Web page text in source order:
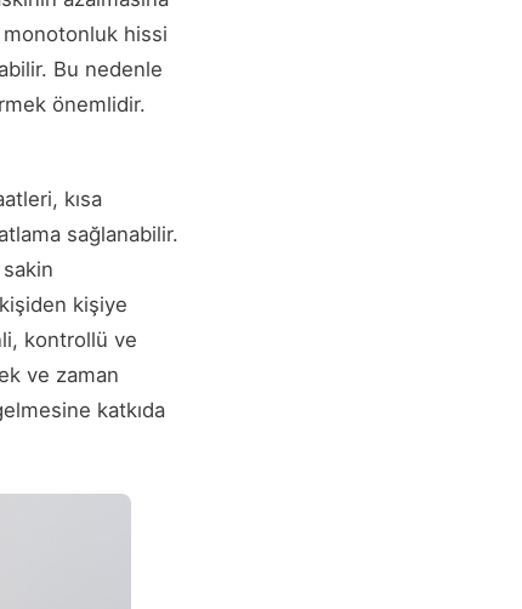
monotonluk hissi
Bu nedenle
önemlidir.
kısa
sağlanabilir.
kişiye
kontrollü ve
ve zaman
katkıda